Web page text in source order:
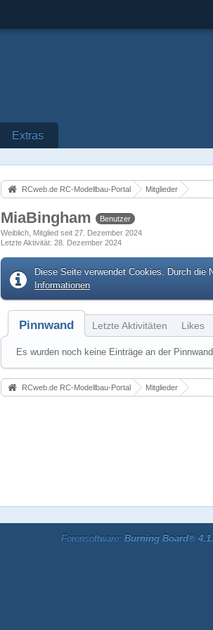
Extras
RCweb.de RC-Modellbau-Portal Mitglieder
MiaBingham
Benutzer
Weiblich Mitglied seit 27. Dezember 2024
Letzte Aktivität 28. Dezember 2024
Diese Seite verwendet Cookies. Durch
Informationen
Pinnwand Letzte Aktivitäten Likes
Es wurden noch keine Einträge an der
RCweb.de RC-Modellbau-Portal Mitglieder
Forensoftware: Burning Board®